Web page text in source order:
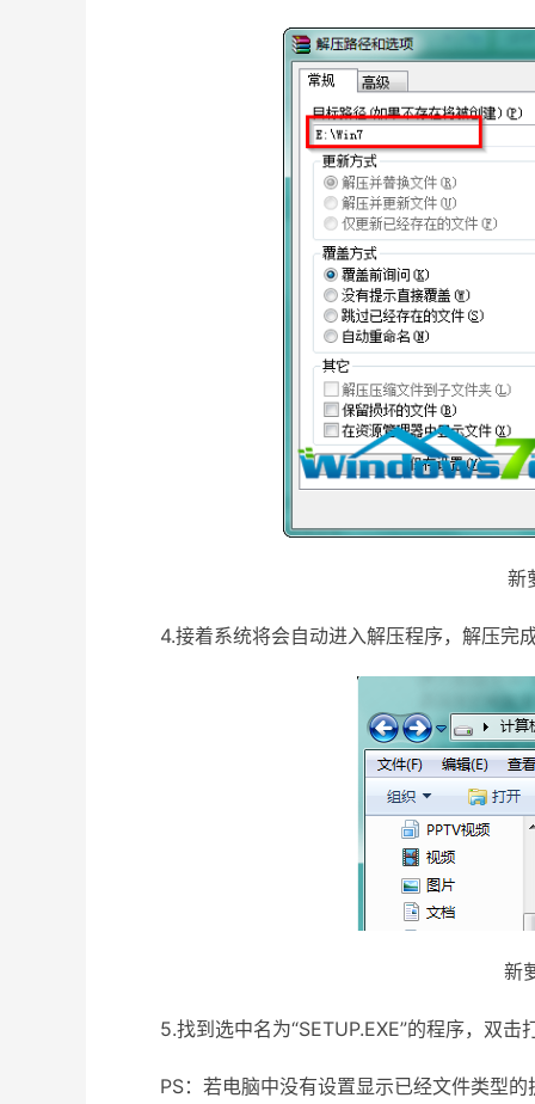
新萝
4.接着系统将会自动进入解压程序，解压完
新萝
5.找到选中名为“SETUP.EXE”的程序，双击
PS：若电脑中没有设置显示已经文件类型的